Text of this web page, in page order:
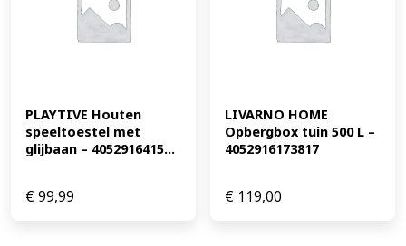
PLAYTIVE Houten
speeltoestel met
glijbaan – 4052916415...
€99,99
LIVARNO HOME
Opbergbox tuin 500 L –
4052916173817
€ 119,00